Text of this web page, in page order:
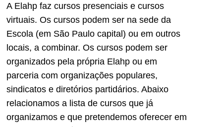
A Elahp faz cursos presenciais e cursos
virtuais. Os cursos podem ser na sede da
Escola (em São Paulo capital) ou em outros
locais, a combinar. Os cursos podem ser
organizados pela própria Elahp ou em
parceria com organizações populares,
sindicatos e diretórios partidários. Abaixo
relacionamos a lista de cursos que já
organizamos e que pretendemos oferecer em